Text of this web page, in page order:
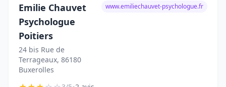
Emilie Chauvet
Psychologue
Poitiers
24 bis Rue de
Terrageaux, 86180
Buxerolles
www.emiliechauvet-psychologue.fr